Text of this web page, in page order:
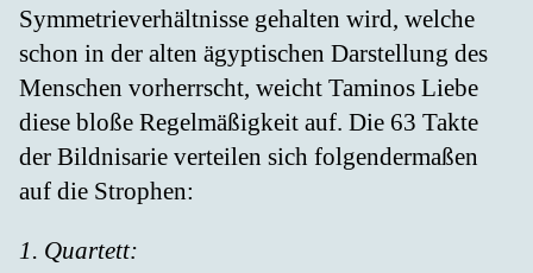
Symmetrieverhältnisse gehalten wird, welche
schon in der alten ägyptischen Darstellung des
Menschen vorherrscht, weicht Taminos Liebe
diese bloße Regelmäßigkeit auf. Die 63 Takte
der Bildnisarie verteilen sich folgendermaßen
auf die Strophen:
1. Quartett: